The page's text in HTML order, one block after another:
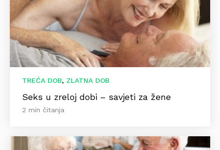
TREĆA DOB, ZLATNA DOB
Seks u zreloj dobi – savjeti za žene
2 min čitanja